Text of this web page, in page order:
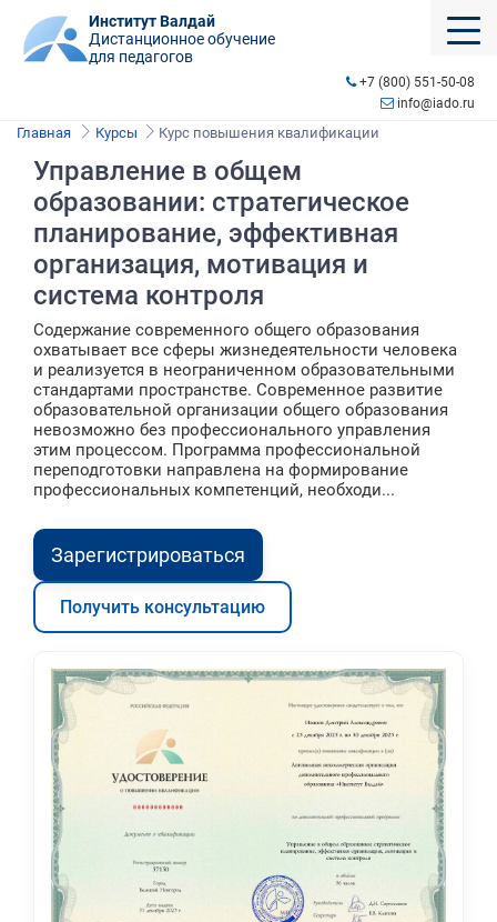
Институт Валдай
Дистанционное обучение
для педагогов
+7 (800) 551-50-08
info@iado.ru
Главная Курсы Курс повышения квалификации
Управление в общем
образовании: стратегическое
планирование, эффективная
организация, мотивация и
система контроля
Содержание современного общего образования
охватывает все сферы жизнедеятельности человека
и реализуется в неограниченном образовательными
стандартами пространстве. Современное развитие
образовательной организации общего образования
невозможно без профессионального управления
этим процессом. Программа профессиональной
переподготовки направлена на формирование
профессиональных компетенций, необходи...
Зарегистрироваться
Получить консультацию